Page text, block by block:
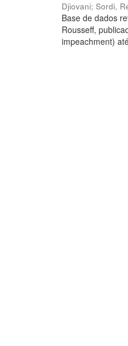
Djiovani;Sordi,
Base de dados
Rousseff,
impeachment)